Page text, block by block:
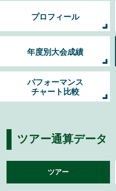
プロフィール
年度別大会成績
パフォーマンス
チャート比較
ツアー通算データ
ツアー